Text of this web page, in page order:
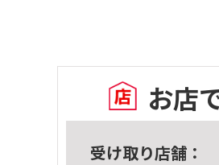
お店
受け取り店舗：